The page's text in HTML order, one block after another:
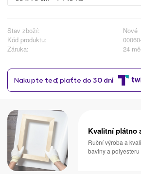
Stav zboží:
Nové
Kód produktu:
Záruka:
24
Kvalitní plátno
Ruční výroba a
bavlny a polyesteru